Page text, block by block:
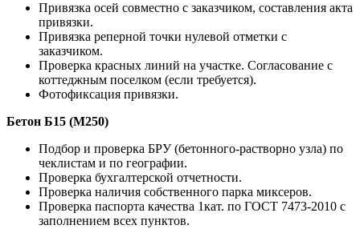
Привязка осей совместно с заказчиком, составления акта
привязки.
Привязка реперной точки нулевой отметки с
заказчиком.
Проверка красных линий на участке. Согласование с
коттеджным поселком (если требуется).
Фотофиксация привязки.
Бетон Б15 (М250)
Подбор и проверка БРУ (бетонного-растворно узла) по
чеклистам и по географии.
Проверка бухгалтерской отчетности.
Проверка наличия собственного парка миксеров.
Проверка паспорта качества 1кат. по ГОСТ 7473-2010 с
заполнением всех пунктов.